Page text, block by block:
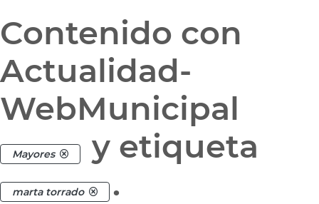
Contenido con
Actualidad-
WebMunicipal
Mayores y etiqueta
marta torrado .